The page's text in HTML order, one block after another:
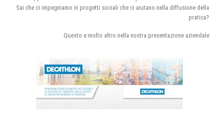
Sai che ci impegniamo in progetti sociali che ci aiutano nella diffusione della
pratica?
Questo e molto altro nella nostra presentazione aziendale